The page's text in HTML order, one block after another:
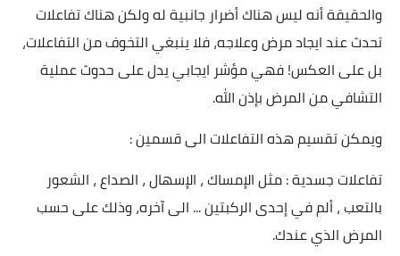
والحقيقة أنه ليس هناك أضرار جانبية له ولكن هناك تفاعلات
تحدث عند ايجاد مرض وعلاجه، فلا ينبغي التخوف من التفاعلات،
بل على العكس! فهي مؤشر ايجابي يدل على حدوث عملية
التشافي من المرض بإذن الله.
ويمكن تقسيم هذه التفاعلات الى قسمين :
تفاعلات جسدية : مثل الإمساك ، الإسهال ، الصداع ، الشعور
بالتعب ، ألم في إحدى الركبتين ... الى آخره، وذلك على حسب
المرض الذي عندك.